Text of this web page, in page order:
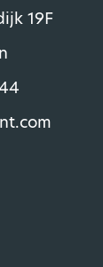
19F